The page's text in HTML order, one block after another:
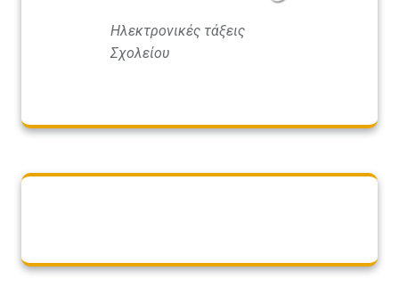
Ηλεκτρονικές τάξεις
Σχολείου